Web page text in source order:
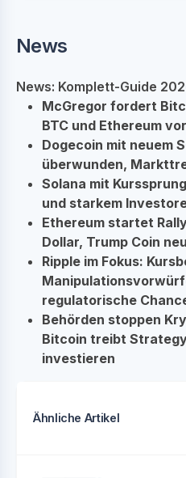
News
News: Komplett-Guide
McGregor fordert
BTC und Ethereum
Dogecoin mit neuem
überwunden,
Solana mit
und starkem
Ethereum startet
Dollar, Trump Coin
Ripple im Fokus:
regulatorische
Behörden stoppen
Bitcoin treibt
investieren
Ähnliche Artikel